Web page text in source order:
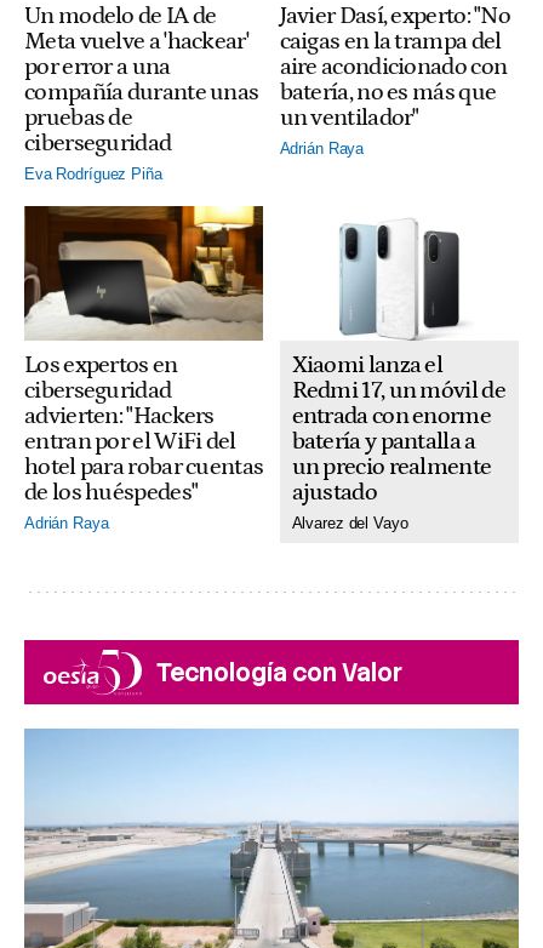
Un modelo de IA de
Meta vuelve a 'hackear'
por error a una
compañía durante unas
pruebas de
ciberseguridad
Eva Rodríguez Piña
Javier Dasí, experto: "No
caigas en la trampa del
aire acondicionado con
batería, no es más que
un ventilador"
Adrián Raya
Los expertos en
ciberseguridad
advierten: "Hackers
entran por el WiFi del
hotel para robar cuentas
de los huéspedes"
Adrián Raya
Xiaomi lanza el
Redmi 17, un móvil de
entrada con enorme
batería y pantalla a
un precio realmente
ajustado
Alvarez del Vayo
Tecnología con Valor